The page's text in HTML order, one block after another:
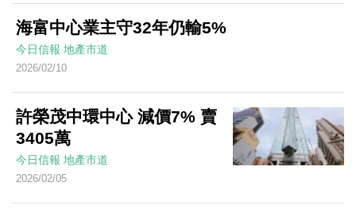
海富中心業主守32年仍輸5%
今日信報 地產市道
2026/02/10
許榮茂中環中心 減價7% 賣
3405萬
今日信報 地產市道
2026/02/05